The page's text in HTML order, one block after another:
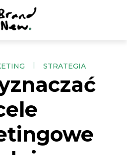
STRATEGIA